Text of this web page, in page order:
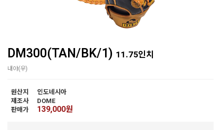
DM300(TAN/BK/1) 11.75인치
내야(우)
원산지
인도네시아
제조사
DOME
판매가
139,000원